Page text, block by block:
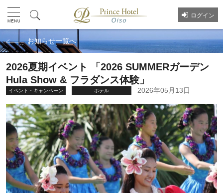
ログイン
お知らせ一覧へ
2026夏期イベント 「2026 SUMMERガーデン
Hula Show & フラダンス体験」
イベント・キャンペーン ホテル 2026年05月13日